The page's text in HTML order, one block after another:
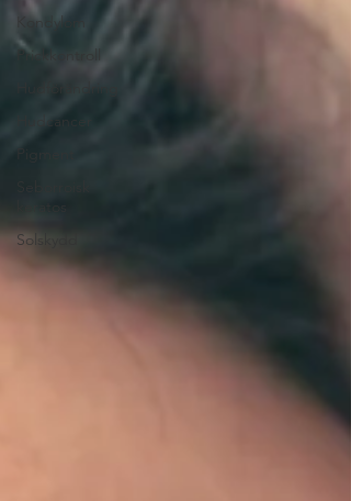
Kondylom
Prickkontroll
Solskydd